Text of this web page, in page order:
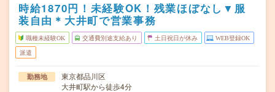
時給1870円！未経験OK！残業ほぼなし▼服
装自由＊大井町で営業事務
職種未経験OK 交通費別途支給あり 土日祝日が休み WEB登録OK
派遣
勤務地
東京都品川区
大井町駅から徒歩4分